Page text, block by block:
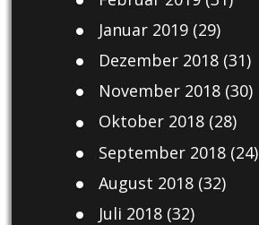
Januar 2019(29)
Dezember 2018(31)
November 2018(30)
Oktober 2018(28)
September 2018(24)
August 2018(32)
Juli 2018(32)